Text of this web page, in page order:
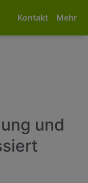
aufgerufen-->
--> <--! Event
>
Kontakt Mehr
und